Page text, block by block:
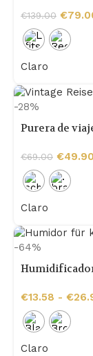
€139.00 €
Claro
-28%
Purera de
€69.00 €49.90
Claro
-64%
€13.58 - €
Claro